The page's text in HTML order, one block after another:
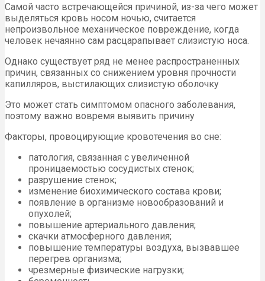
Самой часто встречающейся причиной, из-за чего может
выделяться кровь носом ночью, считается
непроизвольное механическое повреждение, когда
человек нечаянно сам расцарапывает слизистую носа.
Однако существует ряд не менее распространенных
причин, связанных со снижением уровня прочности
капилляров, выстилающих слизистую оболочку
Это может стать симптомом опасного заболевания,
поэтому важно вовремя выявить причину
Факторы, провоцирующие кровотечения во сне:
патология, связанная с увеличенной
проницаемостью сосудистых стенок;
разрушение стенок;
изменение биохимического состава крови;
появление в организме новообразований и
опухолей;
повышение артериального давления;
скачки атмосферного давления;
повышение температуры воздуха, вызвавшее
перегрев организма;
чрезмерные физические нагрузки;